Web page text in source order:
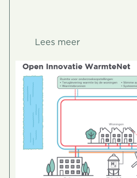
Lees meer
Lees meer